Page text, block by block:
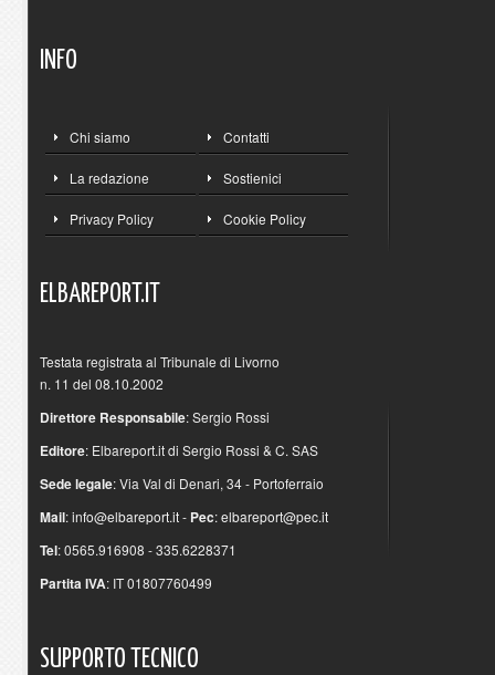
INFO
Chi siamo Contatti
La redazione Sostienici
Privacy Policy Cookie Policy
ELBAREPORT.IT
Testata registrata al Tribunale di Livorno
n. 11 del 08.10.2002
Direttore Responsabile: Sergio Rossi
Editore: Elbareport.it di Sergio Rossi & C. SAS
Sede legale: Via Val di Denari, 34 - Portoferraio
Mail:info@elbareport.it- Pec:elbareport@pec.it
Tel: 0565.916908 - 335.6228371
Partita IVA: IT 01807760499
SUPPORTO TECNICO